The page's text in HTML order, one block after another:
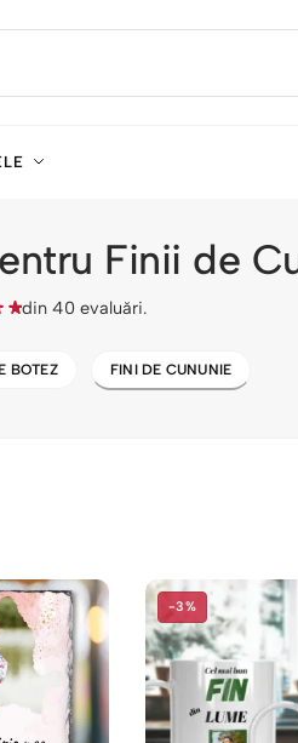
Finii de
din 40 evaluări.
BOTEZ FINI DE CUNUNIE
-3%